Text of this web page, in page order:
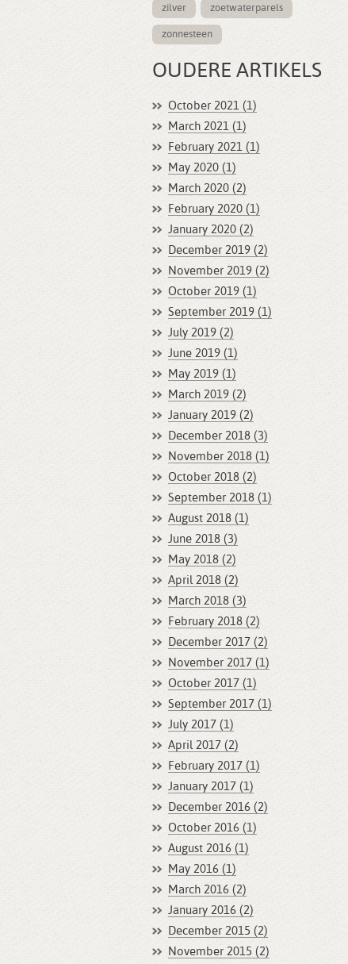
zilver zoetwaterparels
zonnesteen
OUDERE ARTIKELS
October 2021 (1)
March 2021 (1)
February 2021 (1)
May 2020 (1)
March 2020 (2)
February 2020 (1)
January 2020 (2)
December 2019 (2)
November 2019 (2)
October 2019 (1)
September 2019 (1)
July 2019 (2)
June 2019 (1)
May 2019 (1)
March 2019 (2)
January 2019 (2)
December 2018 (3)
November 2018 (1)
October 2018 (2)
September 2018 (1)
August 2018 (1)
June 2018 (3)
May 2018 (2)
April 2018 (2)
March 2018 (3)
February 2018 (2)
December 2017 (2)
November 2017 (1)
October 2017 (1)
September 2017 (1)
July 2017 (1)
April 2017 (2)
February 2017 (1)
January 2017 (1)
December 2016 (2)
October 2016 (1)
August 2016 (1)
May 2016 (1)
March 2016 (2)
January 2016 (2)
December 2015 (2)
November 2015 (2)